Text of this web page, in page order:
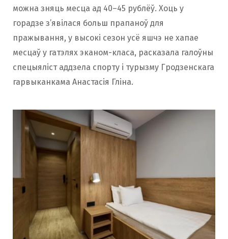
можна зняць месца ад 40–45 рублёў. Хоць у
горадзе з’явілася больш прапаноў для
пражывання, у высокі сезон усё яшчэ не хапае
месцаў у гатэлях эканом-класа, расказала галоўны
спецыяліст аддзела спорту і турызму Гродзенскага
гарвыканкама Анастасія Гліна.